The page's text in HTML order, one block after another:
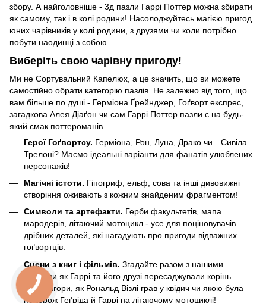
збору. А найголовніше - 3д пазли Гаррі Поттер можна збирати
як самому, так і в колі родини! Насолоджуйтесь магією пригод
юних чарівників у колі родини, з друзями чи коли потрібно
побути наодинці з собою.
Виберіть свою чарівну пригоду!
Ми не Сортувальний Капелюх, а це значить, що ви можете
самостійно обрати категорію пазлів. Не залежно від того, що
вам більше по душі - Герміона Ґрейнджер, Гоґворт експрес,
загадкова Алея Діаґон чи сам Гаррі Поттер пазли є на будь-
який смак поттероманів.
Герої Гоґвортсу. Герміона, Рон, Луна, Драко чи…Сивіла
Трелоні? Маємо ідеальні варіанти для фанатів улюблених
персонажів!
Магічні істоти. Гіпогриф, ельф, сова та інші дивовижні
створіння оживають з кожним знайденим фрагментом!
Символи та артефакти. Герби факультетів, мапа
мародерів, літаючий мотоцикл - усе для поціновувачів
дрібних деталей, які нагадують про пригоди відважних
гоґвортців.
Сцени з книг і фільмів. Згадайте разом з нашими
пазлами як Гаррі та його друзі пересаджували корінь
мандрагори, як Рональд Візлі грав у квідич чи якою була
подорож Геґріда й Гаррі на літаючому мотоциклі!